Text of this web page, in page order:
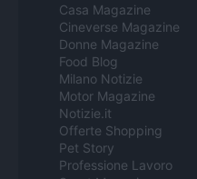
Casa Magazine
Cineverse Magazine
Donne Magazine
Food Blog
Milano Notizie
Motor Magazine
Notizie.it
Offerte Shopping
Pet Story
Professione Lavoro